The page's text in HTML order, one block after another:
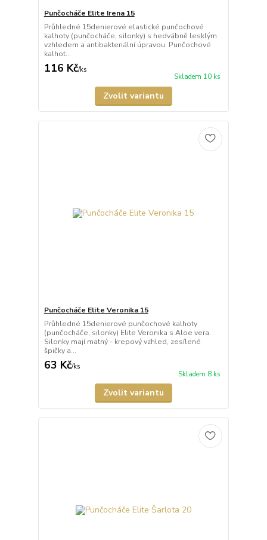
Punčocháče Elite Irena 15
Průhledné 15denierové elastické punčochové
kalhoty (punčocháče, silonky) s hedvábně lesklým
vzhledem a antibakteriální úpravou. Punčochové
kalhot...
116 Kč/ks
Skladem 10 ks
Zvolit variantu
Punčocháče Elite Veronika 15
Průhledné 15denierové punčochové kalhoty
(punčocháče, silonky) Elite Veronika s Aloe vera.
Silonky mají matný - krepový vzhled, zesílené
špičky a...
63 Kč/ks
Skladem 8 ks
Zvolit variantu